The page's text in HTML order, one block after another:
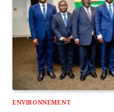
ENVIRONNEMENT